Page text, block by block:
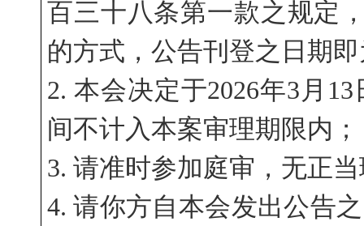
百三十八条第一款之规定
的方式，公告刊登之日期
2. 本会决定于2026年3月
间不计入本案审理期限内；
3. 请准时参加庭审，无正
4. 请你方自本会发出公告